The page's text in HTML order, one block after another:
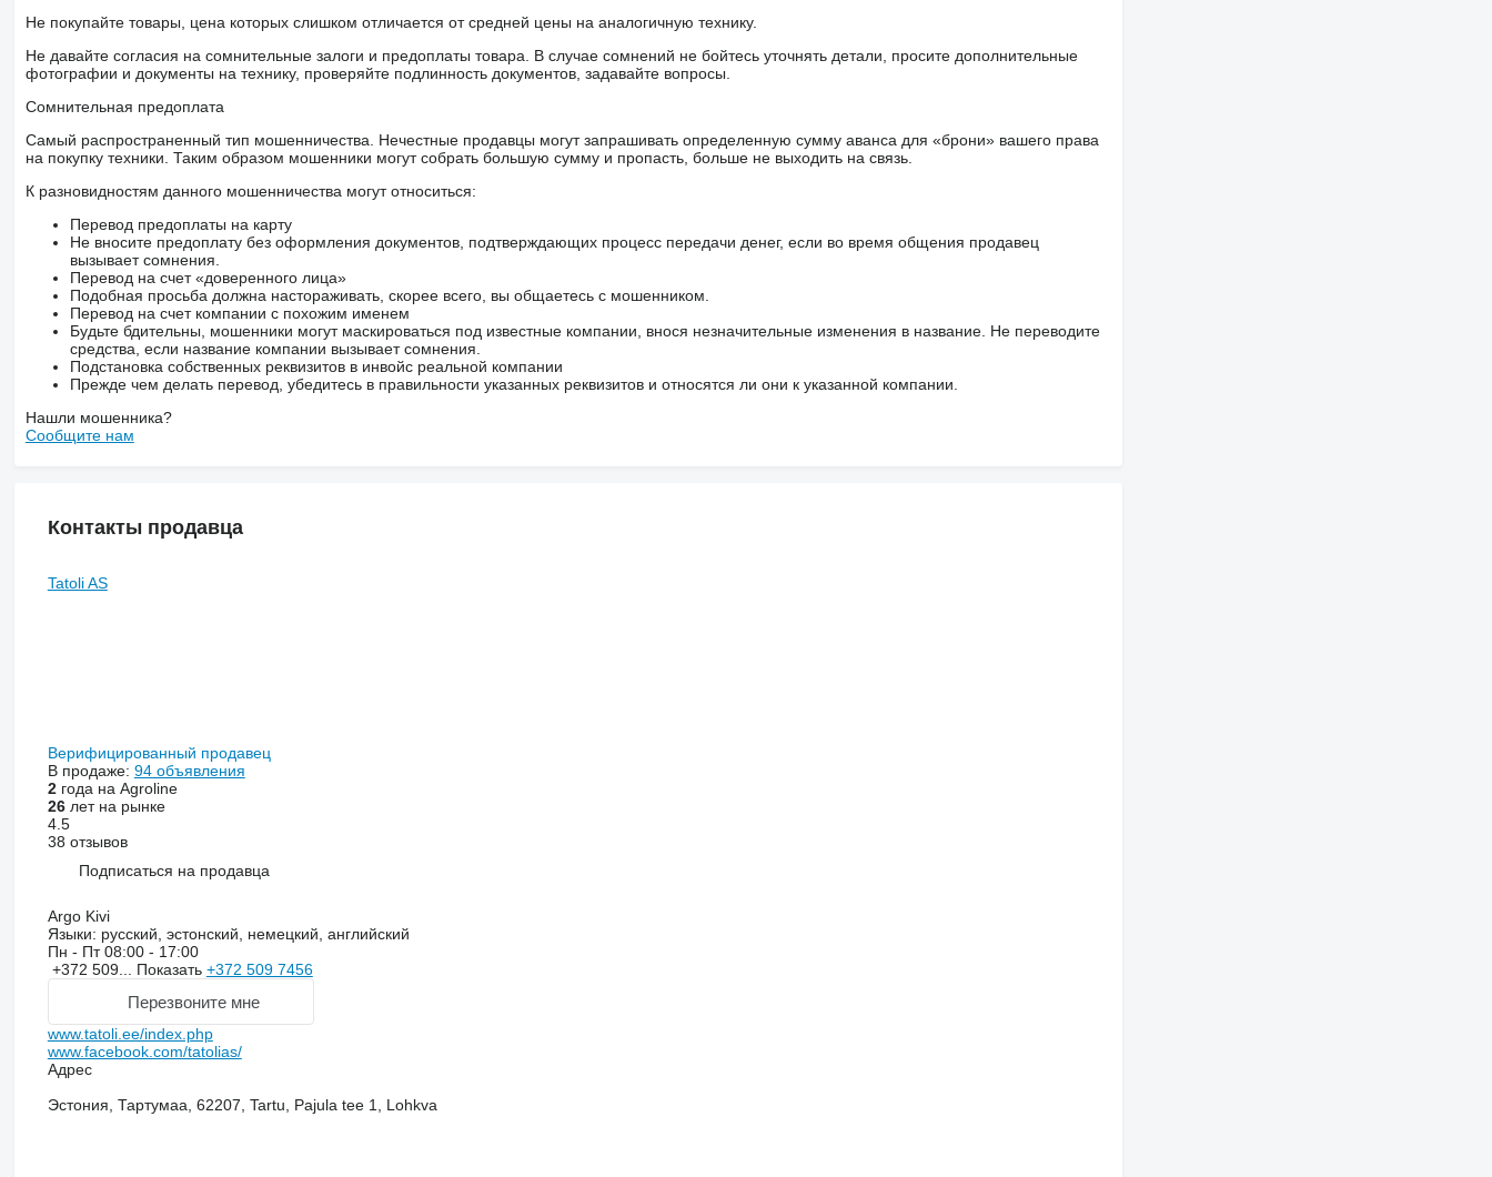
Не покупайте товары, цена которых слишком отличается от средней цены на аналогичную технику.
Не давайте согласия на сомнительные залоги и предоплаты товара. В случае сомнений не бойтесь уточнять детали, просите дополнительные
фотографии и документы на технику, проверяйте подлинность документов, задавайте вопросы.
Сомнительная предоплата
Самый распространенный тип мошенничества. Нечестные продавцы могут запрашивать определенную сумму аванса для «брони» вашего права
на покупку техники. Таким образом мошенники могут собрать большую сумму и пропасть, больше не выходить на связь.
К разновидностям данного мошенничества могут относиться:
Перевод предоплаты на карту
Не вносите предоплату без оформления документов, подтверждающих процесс передачи денег, если во время общения продавец
вызывает сомнения.
Перевод на счет «доверенного лица»
Подобная просьба должна настораживать, скорее всего, вы общаетесь с мошенником.
Перевод на счет компании с похожим именем
Будьте бдительны, мошенники могут маскироваться под известные компании, внося незначительные изменения в название. Не переводите
средства, если название компании вызывает сомнения.
Подстановка собственных реквизитов в инвойс реальной компании
Прежде чем делать перевод, убедитесь в правильности указанных реквизитов и относятся ли они к указанной компании.
Нашли мошенника?
Сообщите нам
Контакты продавца
Tatoli AS
Верифицированный продавец
В продаже: 94 объявления
2года на Agroline
26лет на рынке
4.5
38 отзывов
Подписаться на продавца
Argo Kivi
Языки: русский, эстонский, немецкий, английский
Пн - Пт08:00 - 17:00
+372 509... Показать +372 509 7456
Перезвоните мне
www.tatoli.ee/index.php
www.facebook.com/tatolias/
Адрес
Эстония, Тартумаа, 62207, Tartu, Pajula tee 1, Lohkva